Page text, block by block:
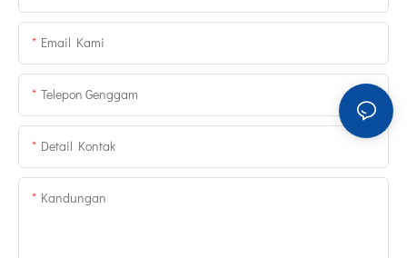
Email Kami
Telepon Genggam
Detail Kontak
Kandungan